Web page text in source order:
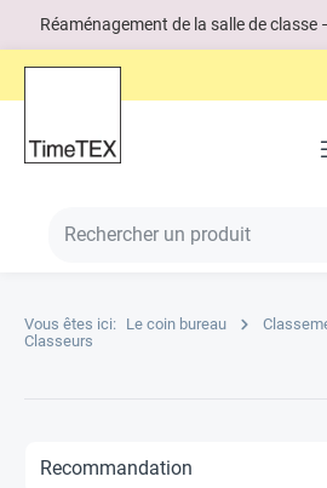
Réaménagement de la salle de classe
Vous êtes ici: Le coin bureau
Classeurs